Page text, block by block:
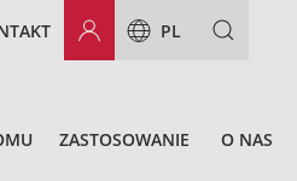
PL
ZASTOSOWANIE O NAS